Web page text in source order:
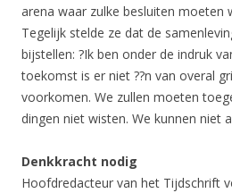
arena waar zulke besluiten moeten
Tegelijk stelde ze dat de
bijstellen: ?Ik ben onder de indruk
toekomst is er niet ??n van overal
voorkomen. We zullen moeten
dingen niet wisten. We kunnen niet
Denkkracht nodig
Hoofdredacteur van het Tijdschrift